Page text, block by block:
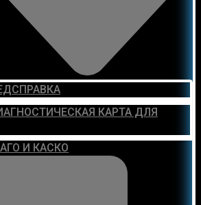
КАРТА ДЛЯ
И КАСКО